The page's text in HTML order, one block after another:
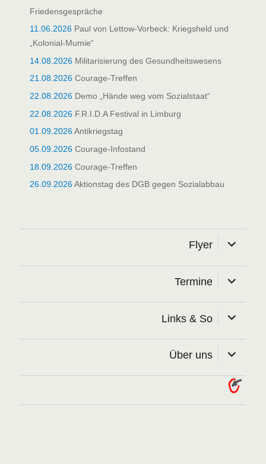
Friedensgespräche
11.06.2026 Paul von Lettow-Vorbeck: Kriegsheld und
„Kolonial-Mumie“
14.08.2026 Militarisierung des Gesundheitswesens
21.08.2026 Courage-Treffen
22.08.2026 Demo „Hände weg vom Sozialstaat“
22.08.2026 F.R.I.D.A Festival in Limburg
01.09.2026Antikriegstag
05.09.2026 Courage-Infostand
18.09.2026 Courage-Treffen
26.09.2026Aktionstag des DGB gegen Sozialabbau
Flyer öffnen
Termine öffnen
Links & So öffnen
Über uns öffnen